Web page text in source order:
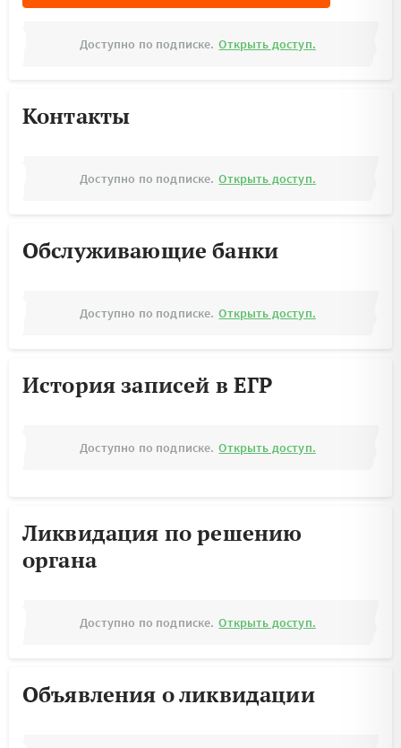
Доступно по подписке. Открыть доступ.
Контакты
Доступно по подписке. Открыть доступ.
Обслуживающие банки
Доступно по подписке. Открыть доступ.
История записей в ЕГР
Доступно по подписке. Открыть доступ.
Ликвидация по решению
органа
Доступно по подписке. Открыть доступ.
Объявления о ликвидации